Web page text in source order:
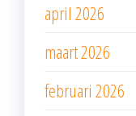
april 2026
maart 2026
februari 2026